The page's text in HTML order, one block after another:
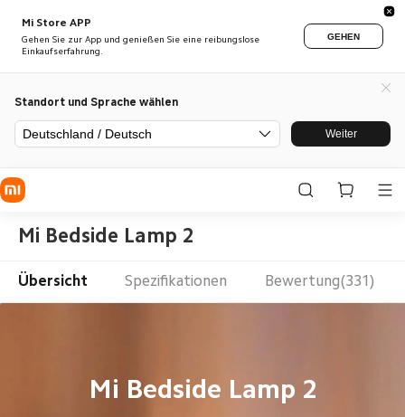
Mi Store APP
Gehen Sie zur App und genießen Sie eine reibungslose
Einkaufserfahrung.
GEHEN
Standort und Sprache wählen
Deutschland / Deutsch Weiter
Mi Bedside Lamp 2
Übersicht Spezifikationen Bewertung(331)
Mi Bedside Lamp 2